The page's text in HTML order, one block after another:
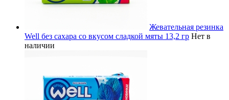
Жевательная резинка
Well без сахара со вкусом сладкой мяты 13,2 гр Нет в
наличии